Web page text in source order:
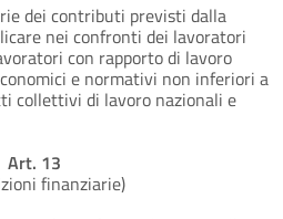
dei contributi previsti dalla
nei confronti dei lavoratori
con rapporto di lavoro
e normativi non inferiori a
collettivi di lavoro nazionali e
Art. 13
finanziarie)